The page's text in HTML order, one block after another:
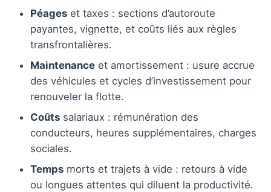
Péages et taxes : sections d’autoroute
payantes, vignette, et coûts liés aux règles
transfrontalières.
Maintenance et amortissement : usure accrue
des véhicules et cycles d’investissement pour
renouveler la flotte.
Coûts salariaux : rémunération des
conducteurs, heures supplémentaires, charges
sociales.
Temps morts et trajets à vide : retours à vide
ou longues attentes qui diluent la productivité.